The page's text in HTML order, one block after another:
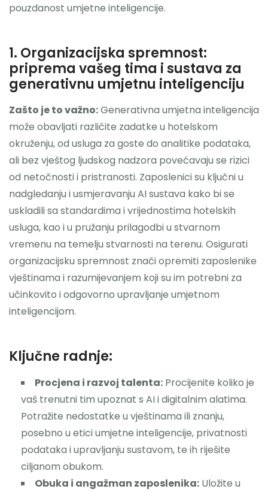
pouzdanost umjetne inteligencije.
1. Organizacijska spremnost:
priprema vašeg tima i sustava za
generativnu umjetnu inteligenciju
Zašto je to važno:Generativna umjetna inteligencija
može obavljati različite zadatke u hotelskom
okruženju, od usluga za goste do analitike podataka,
ali bez vještog ljudskog nadzora povećavaju se rizici
od netočnosti i pristranosti. Zaposlenici su ključni u
nadgledanju i usmjeravanju AI sustava kako bi se
uskladili sa standardima i vrijednostima hotelskih
usluga, kao i u pružanju prilagodbi u stvarnom
vremenu na temelju stvarnosti na terenu. Osigurati
organizacijsku spremnost znači opremiti zaposlenike
vještinama i razumijevanjem koji su im potrebni za
učinkovito i odgovorno upravljanje umjetnom
inteligencijom.
Ključne radnje:
Procjena i razvoj talenta: Procijenite koliko je
vaš trenutni tim upoznat s AI i digitalnim alatima.
Potražite nedostatke u vještinama ili znanju,
posebno u etici umjetne inteligencije, privatnosti
podataka i upravljanju sustavom, te ih riješite
ciljanom obukom.
Obuka i angažman zaposlenika: Uložite u